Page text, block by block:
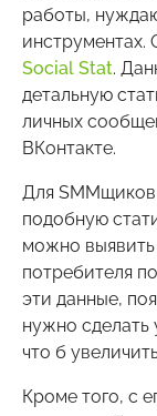
работы,
инструментах.
Social Stat.
детальную
личных
ВКонтакте.
Для SMMщиков
подобную
можно выявить
потребителя
эти данные,
нужно сделать
что б
Кроме того, с